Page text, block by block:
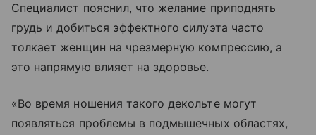
Специалист пояснил, что желание приподнять
грудь и добиться эффектного силуэта часто
толкает женщин на чрезмерную компрессию, а
это напрямую влияет на здоровье.
«Во время ношения такого декольте могут
появляться проблемы в подмышечных областях,